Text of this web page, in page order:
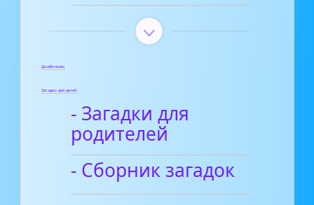
Диафильмы
Загадки для детей
- Загадки для
родителей
- Сборник загадок